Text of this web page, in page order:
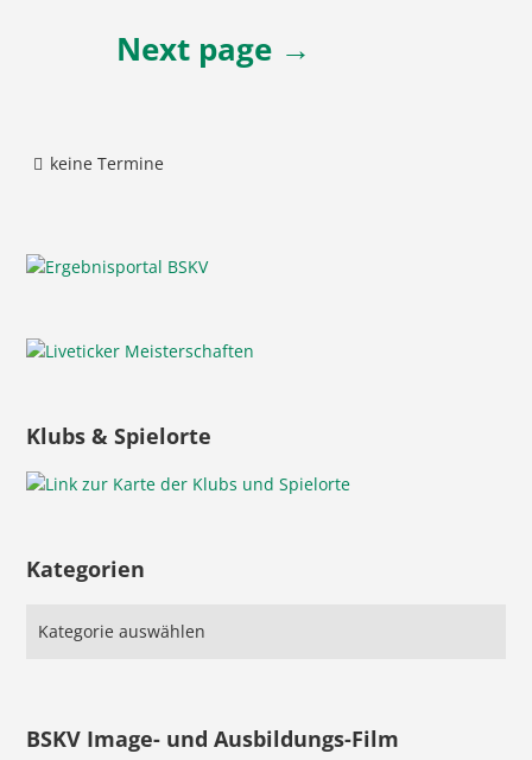
Next page →
keine Termine
Klubs & Spielorte
Kategorien
BSKV Image- und Ausbildungs-Film